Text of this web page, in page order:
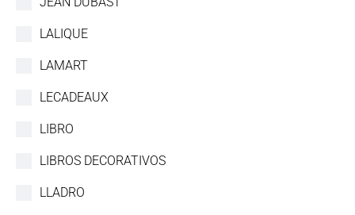
LALIQUE
LAMART
LECADEAUX
LIBRO
LIBROS DECORATIVOS
LLADRO